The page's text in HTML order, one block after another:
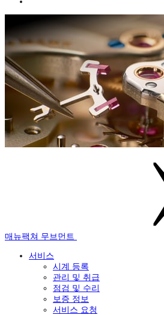
매뉴팩쳐 무브먼트
서비스
시계 등록
관리 및 취급
점검 및 수리
보증 정보
서비스 요청